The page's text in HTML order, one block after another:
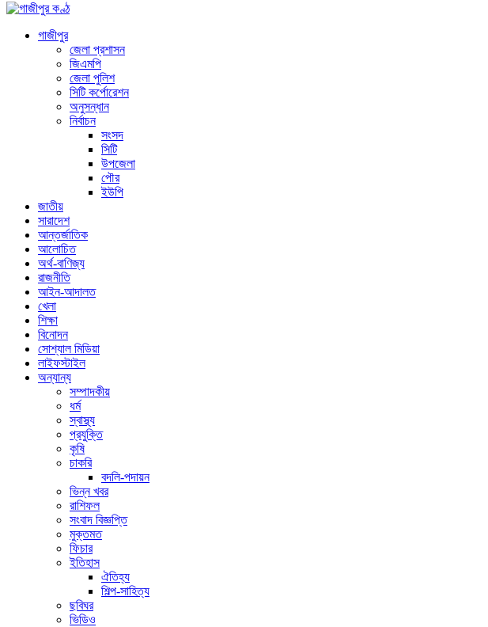
গাজীপুর
জেলা প্রশাসন
জিএমপি
জেলা পুলিশ
সিটি কর্পোরেশন
অনুসন্ধান
নির্বাচন
সংসদ
সিটি
উপজেলা
পৌর
ইউপি
জাতীয়
সারাদেশ
আন্তর্জাতিক
আলোচিত
অর্থ-বাণিজ্য
রাজনীতি
আইন-আদালত
খেলা
শিক্ষা
বিনোদন
সোশ্যাল মিডিয়া
লাইফস্টাইল
অন্যান্য
সম্পাদকীয়
ধর্ম
স্বাস্থ্য
প্রযুক্তি
কৃষি
চাকরি
বদলি-পদায়ন
ভিন্ন খবর
রাশিফল
সংবাদ বিজ্ঞপ্তি
মুক্তমত
ফিচার
ইতিহাস
ঐতিহ্য
শিল্প-সাহিত্য
ছবিঘর
ভিডিও